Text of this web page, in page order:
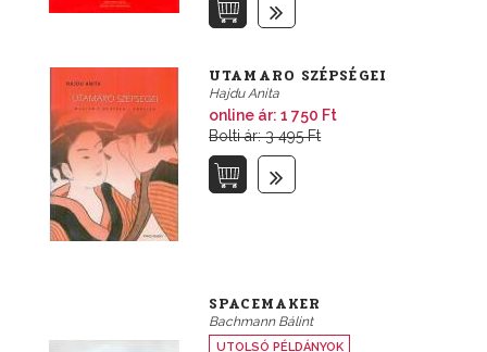
UTAMARO SZÉPSÉGEI
Hajdu Anita
online ár:1 750 Ft
Bolti ár: 3 495 Ft
SPACEMAKER
Bachmann Bálint
UTOLSÓ PÉLDÁNYOK